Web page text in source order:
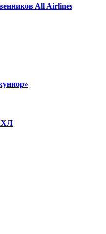
All Airlines